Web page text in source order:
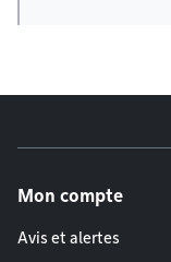
Mon compte
Avis et alertes